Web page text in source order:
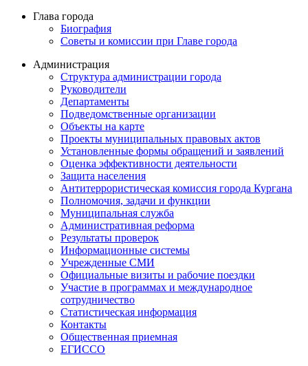
Глава города
Биография
Советы и комиссии при Главе города
Администрация
Структура администрации города
Руководители
Департаменты
Подведомственные организации
Объекты на карте
Проекты муниципальных правовых актов
Установленные формы обращений и заявлений
Оценка эффективности деятельности
Защита населения
Антитеррористическая комиссия города Кургана
Полномочия, задачи и функции
Муниципальная служба
Административная реформа
Результаты проверок
Информационные системы
Учрежденные СМИ
Официальные визиты и рабочие поездки
Участие в программах и международное
сотрудничество
Статистическая информация
Контакты
Общественная приемная
ЕГИССО